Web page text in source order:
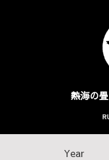
熱海の畳
Year